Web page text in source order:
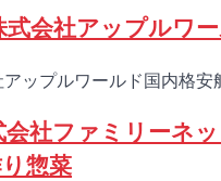
式会社アップルワ
アップルワールド国内格
会社ファミリーネ
惣菜